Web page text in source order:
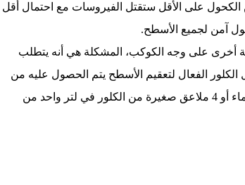
على الكحول بنسبة 70 في المائة من الكحول على الأقل ستقتل الفيروسات مع احتمال أقل
آمن لجميع الأسطح.
أخرى على وجه الكوكب، المشكلة هي أنه يتطلب
الكلور الفعال لتعقيم الأسطح يتم الحصول عليه من
خلال خلط 5 ملاعق كبيرة (1/3 كوب) من الكلور في جالون واحد من الماء أو 4 ملاعق صغيرة من الكلور في لتر واحد من